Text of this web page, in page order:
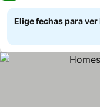
Elige fechas para